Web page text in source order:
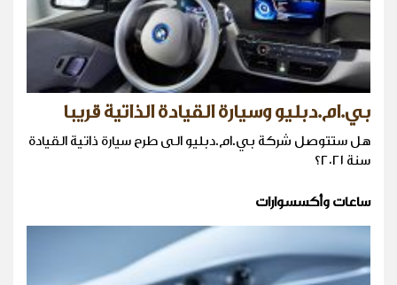
بي.ام.دبليو وسيارة القيادة الذاتية قريبا
هل ستتوصل شركة بي.ام.دبليو الى طرح سيارة ذاتية القيادة
سنة ٢٠٢١؟
ساعات وأكسسوارات